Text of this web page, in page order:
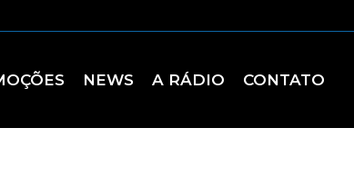
NEWS A RÁDIO CONTATO